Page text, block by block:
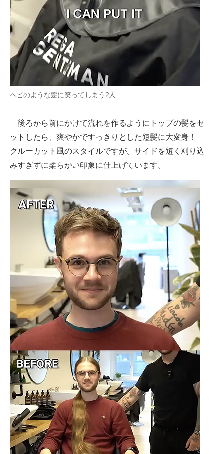
ヘビのような髪に笑ってしまう2人
後ろから前にかけて流れを作るようにトップの髪をセ
ットしたら、爽やかですっきりとした短髪に大変身！
クルーカット風のスタイルですが、サイドを短く刈り込
みすぎずに柔らかい印象に仕上げています。